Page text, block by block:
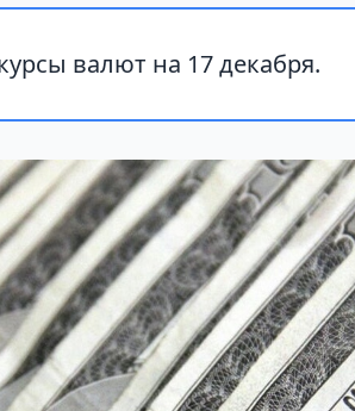
валют на 17 декабря.